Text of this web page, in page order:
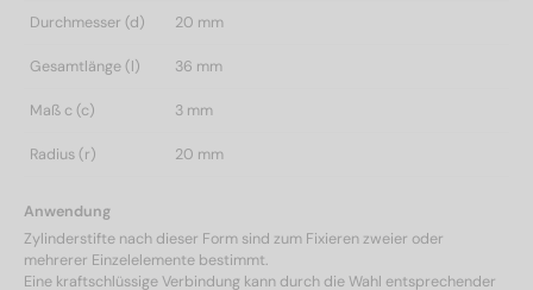
Durchmesser (d) 20 mm
Gesamtlänge (l) 36 mm
Maß c (c) 3 mm
Radius (r) 20 mm
Anwendung
Zylinderstifte nach dieser Form sind zum Fixieren zweier oder
mehrerer Einzelelemente bestimmt.
Eine kraftschlüssige Verbindung kann durch die Wahl entsprechender